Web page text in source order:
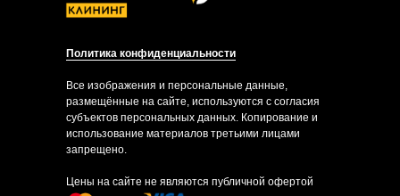
Политика конфиденциальности
Все изображения и персональные данные,
размещённые на сайте, используются с согласия
субъектов персональных данных. Копирование и
использование материалов третьими лицами
запрещено.
Цены на сайте не являются публичной офертой